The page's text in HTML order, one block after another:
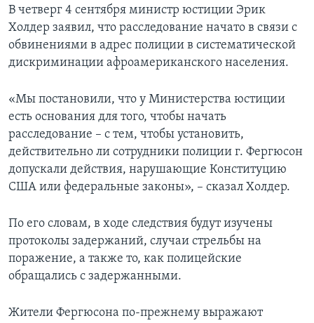
В четверг 4 сентября министр юстиции Эрик
Холдер заявил, что расследование начато в связи с
обвинениями в адрес полиции в систематической
дискриминации афроамериканского населения.
«Мы постановили, что у Министерства юстиции
есть основания для того, чтобы начать
расследование – с тем, чтобы установить,
действительно ли сотрудники полиции г. Фергюсон
допускали действия, нарушающие Конституцию
США или федеральные законы», – сказал Холдер.
По его словам, в ходе следствия будут изучены
протоколы задержаний, случаи стрельбы на
поражение, а также то, как полицейские
обращались с задержанными.
Жители Фергюсона по-прежнему выражают